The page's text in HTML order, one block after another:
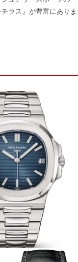
ラス』が豊富にあり